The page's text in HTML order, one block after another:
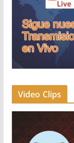
Video Clips